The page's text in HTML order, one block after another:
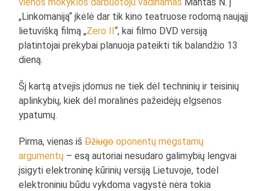
„Linkomaniją“ įkėlė dar tik kino teatruose rodomą naująjį
lietuvišką filmą „Zero II“, kai filmo DVD versiją
platintojai prekybai planuoja pateikti tik balandžio 13
dieną.
Šį kartą atvejis įdomus ne tiek dėl techninių ir teisinių
aplinkybių, kiek dėl moralinės pažeidėjų elgsenos
ypatumų.
Pirma, vienas išDžiugooponentų mėgstamų
argumentų – esą autoriai nesudaro galimybių lengvai
įsigyti elektroninę kūrinių versiją Lietuvoje, todėl
elektroniniu būdu vykdoma vagystė nėra tokia